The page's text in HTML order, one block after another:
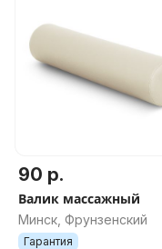
90 р.
Валик массажный
Минск, Фрунзенский
Гарантия